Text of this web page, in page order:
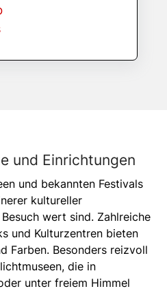
und Einrichtungen
und bekannten Festivals
kultureller
wert sind. Zahlreiche
und Kulturzentren bieten
Farben. Besonders reizvoll
die in
unter freiem Himmel